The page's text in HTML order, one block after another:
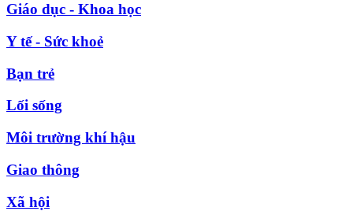
Giáo dục - Khoa học
Y tế - Sức khoẻ
Bạn trẻ
Lối sống
Môi trường khí hậu
Giao thông
Xã hội